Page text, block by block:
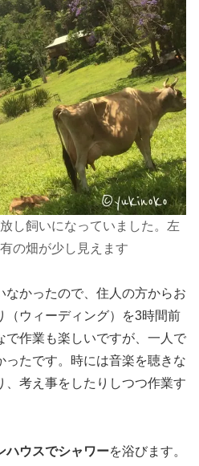
し飼いになっていました。左
の畑が少し見えます
なかったので、住人の方からお
（ウィーディング）を3時間前
で作業も楽しいですが、一人で
ったです。時には音楽を聴きな
、考え事をしたりしつつ作業す
ハウスでシャワーを浴びます。